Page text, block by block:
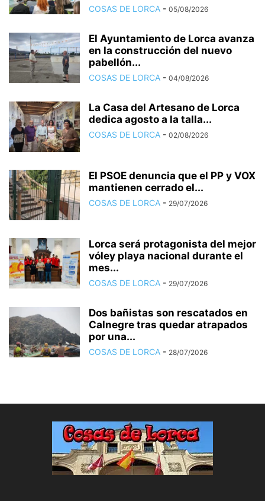
COSAS DE LORCA - 05/08/2026
El Ayuntamiento de Lorca avanza
en la construcción del nuevo
pabellón...
COSAS DE LORCA - 04/08/2026
La Casa del Artesano de Lorca
dedica agosto a la talla...
COSAS DE LORCA - 02/08/2026
El PSOE denuncia que el PP y VOX
mantienen cerrado el...
COSAS DE LORCA - 29/07/2026
Lorca será protagonista del mejor
vóley playa nacional durante el
mes...
COSAS DE LORCA - 29/07/2026
Dos bañistas son rescatados en
Calnegre tras quedar atrapados
por una...
COSAS DE LORCA - 28/07/2026